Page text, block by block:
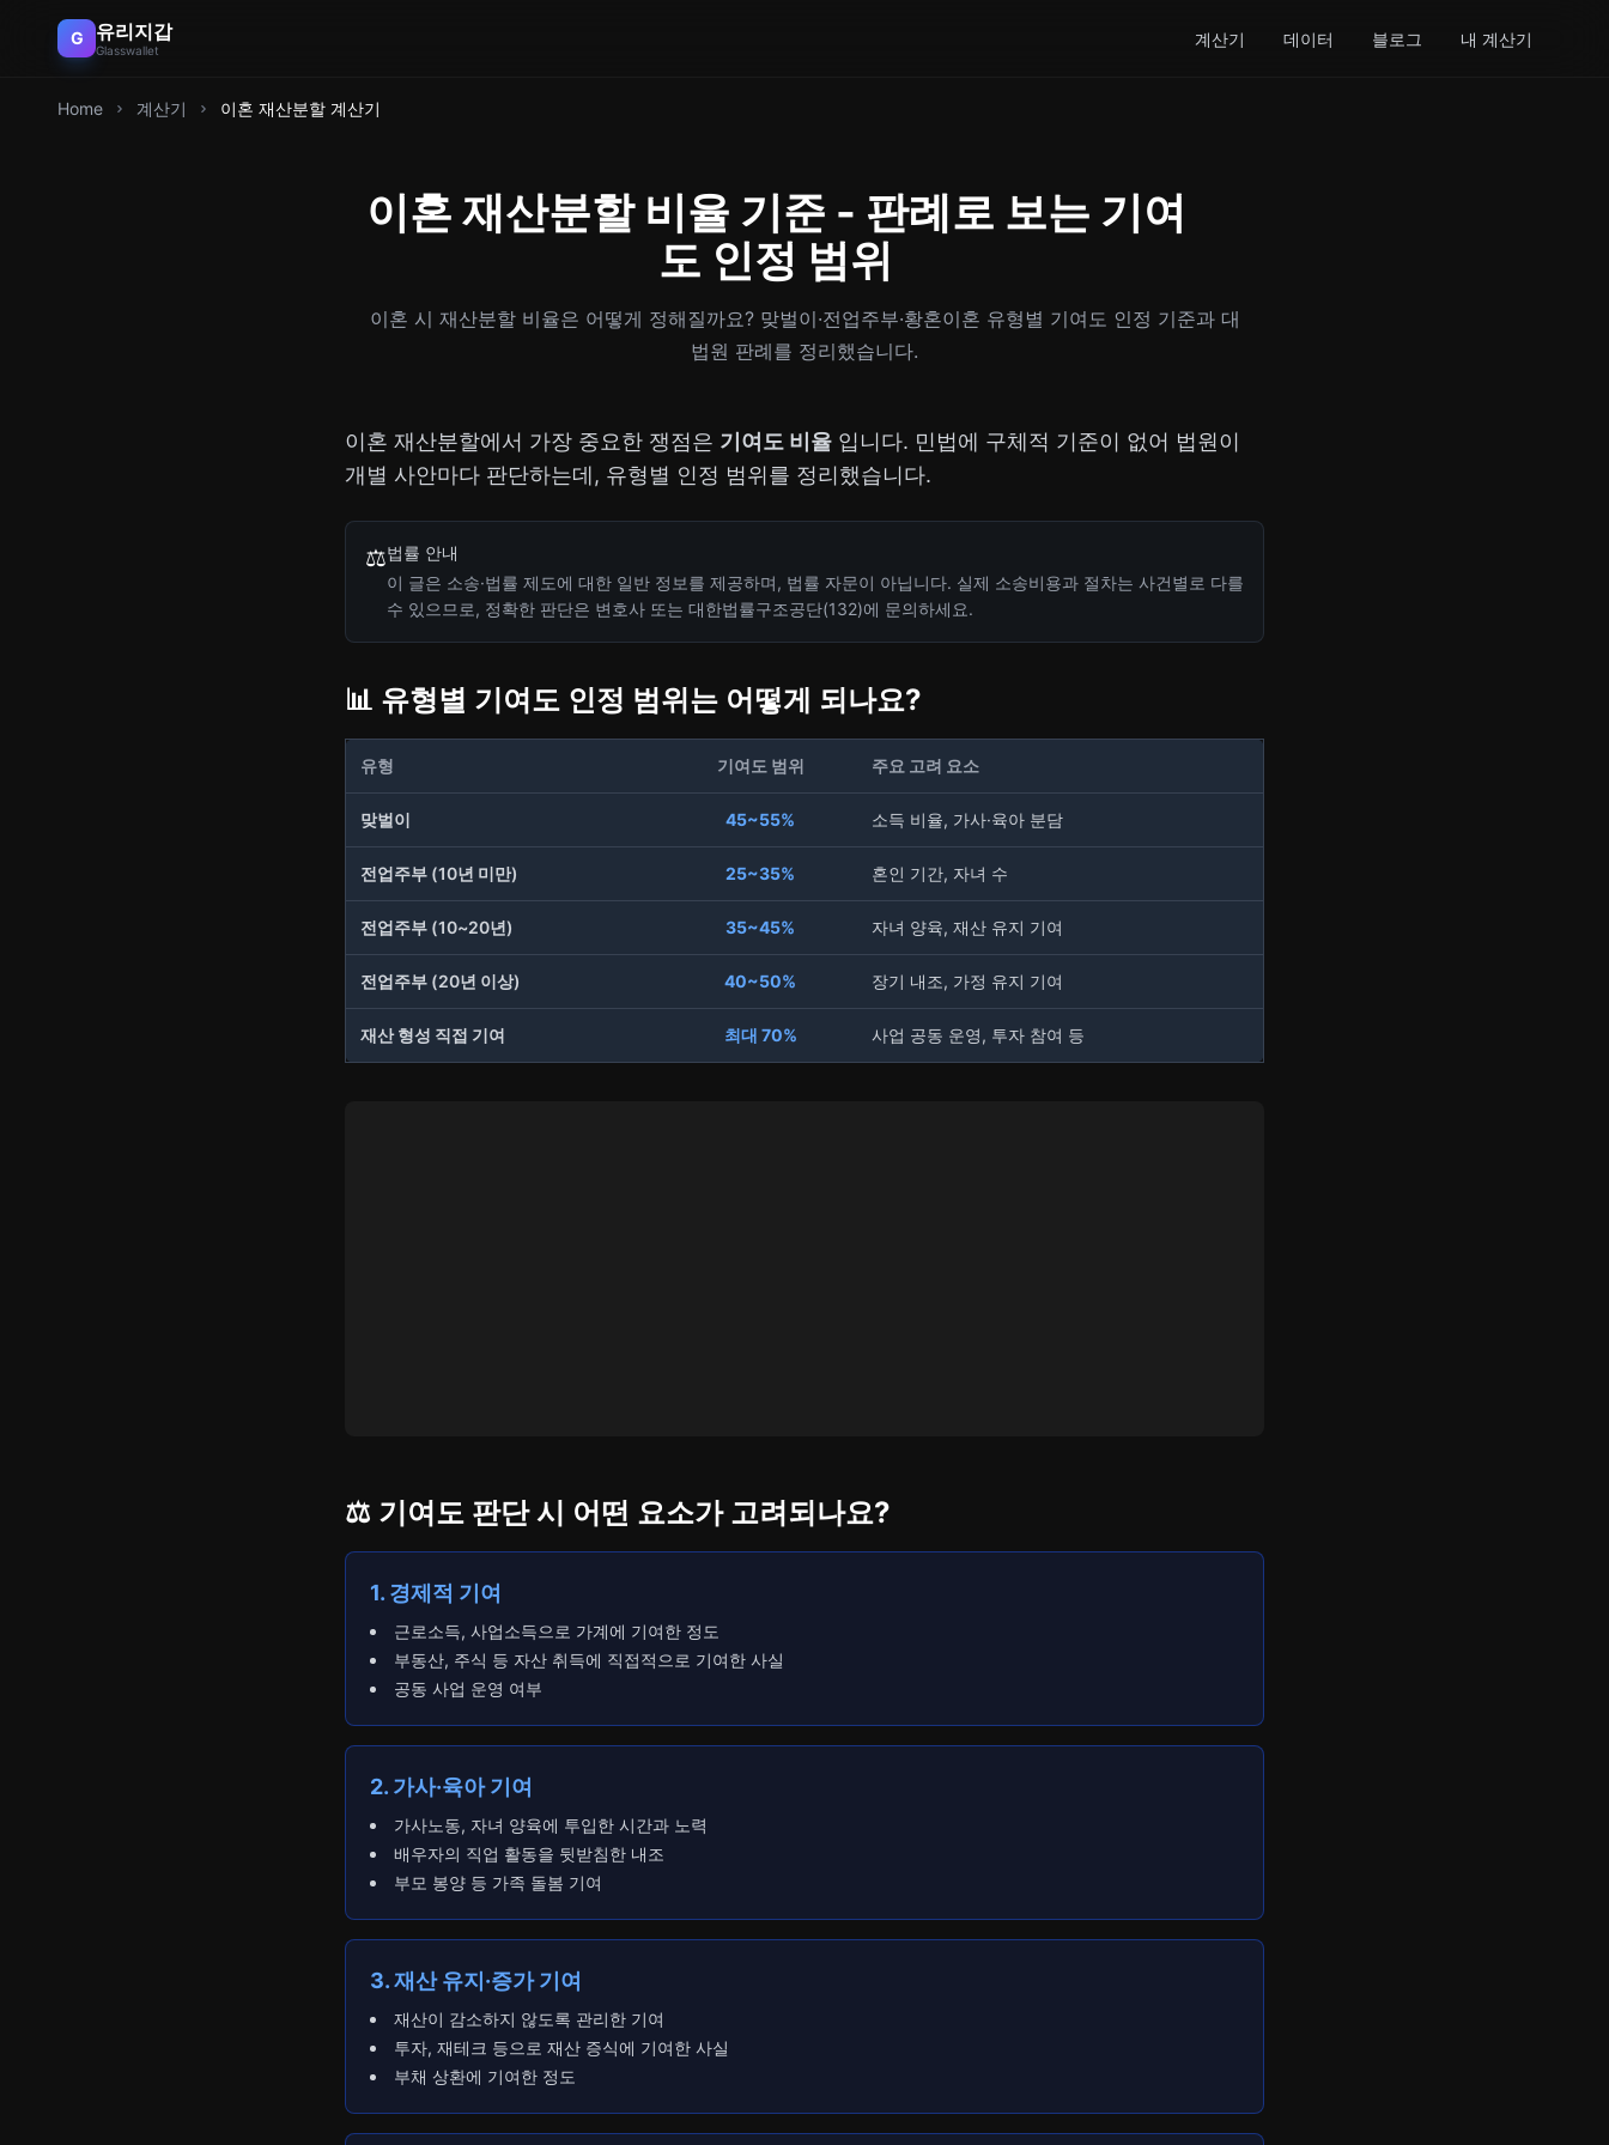
G 유리지갑
Glasswallet
계산기 데이터 블로그 내 계산기
Home 계산기 이혼 재산분할 계산기
이혼 재산분할 비율 기준 - 판례로 보는 기여
도 인정 범위
이혼 시 재산분할 비율은 어떻게 정해질까요? 맞벌이·전업주부·황혼이혼 유형별 기여도 인정 기준과 대
법원 판례를 정리했습니다.
이혼 재산분할에서 가장 중요한 쟁점은 기여도 비율 입니다. 민법에 구체적 기준이 없어 법원이
개별 사안마다 판단하는데, 유형별 인정 범위를 정리했습니다.
⚖️법률 안내
이 글은 소송·법률 제도에 대한 일반 정보를 제공하며, 법률 자문이 아닙니다. 실제 소송비용과 절차는 사건별로 다를
수 있으므로, 정확한 판단은 변호사 또는 대한법률구조공단(132)에 문의하세요.
📊 유형별 기여도 인정 범위는 어떻게 되나요?
유형 기여도 범위 주요 고려 요소
맞벌이 45~55% 소득 비율, 가사·육아 분담
전업주부 (10년 미만) 25~35% 혼인 기간, 자녀 수
전업주부 (10~20년) 35~45% 자녀 양육, 재산 유지 기여
전업주부 (20년 이상) 40~50% 장기 내조, 가정 유지 기여
재산 형성 직접 기여 최대 70% 사업 공동 운영, 투자 참여 등
⚖️ 기여도 판단 시 어떤 요소가 고려되나요?
1. 경제적 기여
근로소득, 사업소득으로 가계에 기여한 정도
부동산, 주식 등 자산 취득에 직접적으로 기여한 사실
공동 사업 운영 여부
2. 가사·육아 기여
가사노동, 자녀 양육에 투입한 시간과 노력
배우자의 직업 활동을 뒷받침한 내조
부모 봉양 등 가족 돌봄 기여
3. 재산 유지·증가 기여
재산이 감소하지 않도록 관리한 기여
투자, 재테크 등으로 재산 증식에 기여한 사실
부채 상환에 기여한 정도